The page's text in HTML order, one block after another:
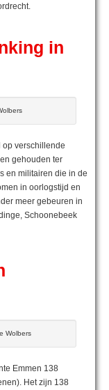
in
op verschillende
gehouden ter
en militairen die in de
in oorlogstijd en
meer gebeuren in
Schoonebeek
Wolbers
Emmen 138
Het zijn 138